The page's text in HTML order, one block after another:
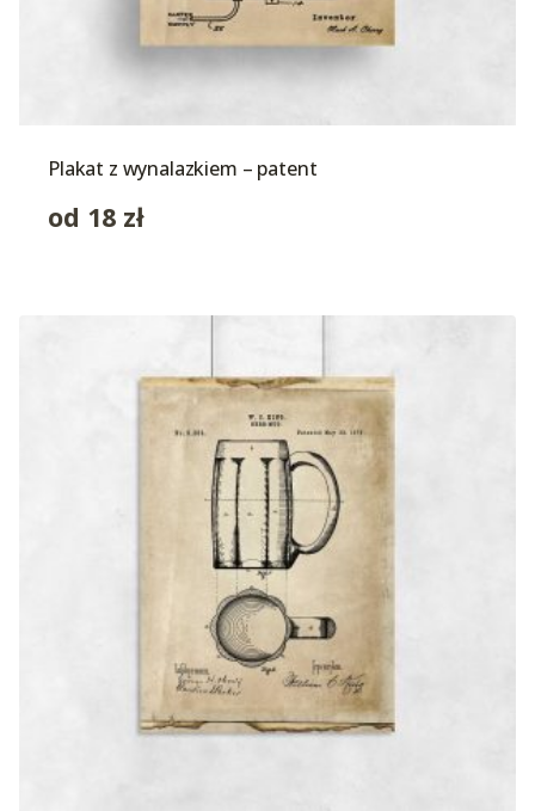
Plakat z wynalazkiem – patent
od 18 zł